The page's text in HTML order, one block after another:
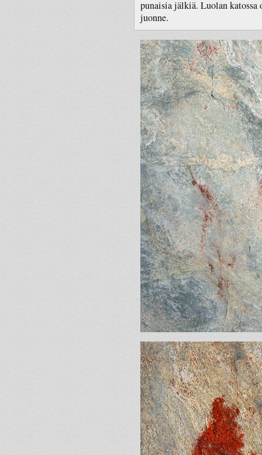
punaisia jälkiä. Luolan katossa
juonne.